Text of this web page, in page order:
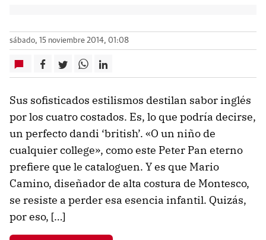
sábado, 15 noviembre 2014, 01:08
Sus sofisticados estilismos destilan sabor inglés
por los cuatro costados. Es, lo que podría decirse,
un perfecto dandi ‘british’. «O un niño de
cualquier college», como este Peter Pan eterno
prefiere que le cataloguen. Y es que Mario
Camino, diseñador de alta costura de Montesco,
se resiste a perder esa esencia infantil. Quizás,
por eso, […]